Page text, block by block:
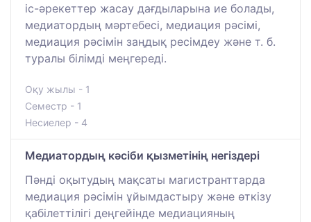
іс-әрекеттер жасау дағдыларына ие болады,
медиатордың мәртебесі, медиация рәсімі,
медиация рәсімін заңдық ресімдеу және т. б.
туралы білімді меңгереді.
Оқу жылы - 1
Семестр - 1
Несиелер - 4
Медиатордың кәсіби қызметінің негіздері
Пәнді оқытудың мақсаты магистранттарда
медиация рәсімін ұйымдастыру және өткізу
қабілеттілігі деңгейінде медиацияның